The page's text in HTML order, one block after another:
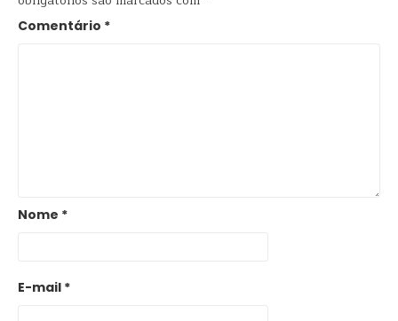
Comentário *
Nome *
E-mail *